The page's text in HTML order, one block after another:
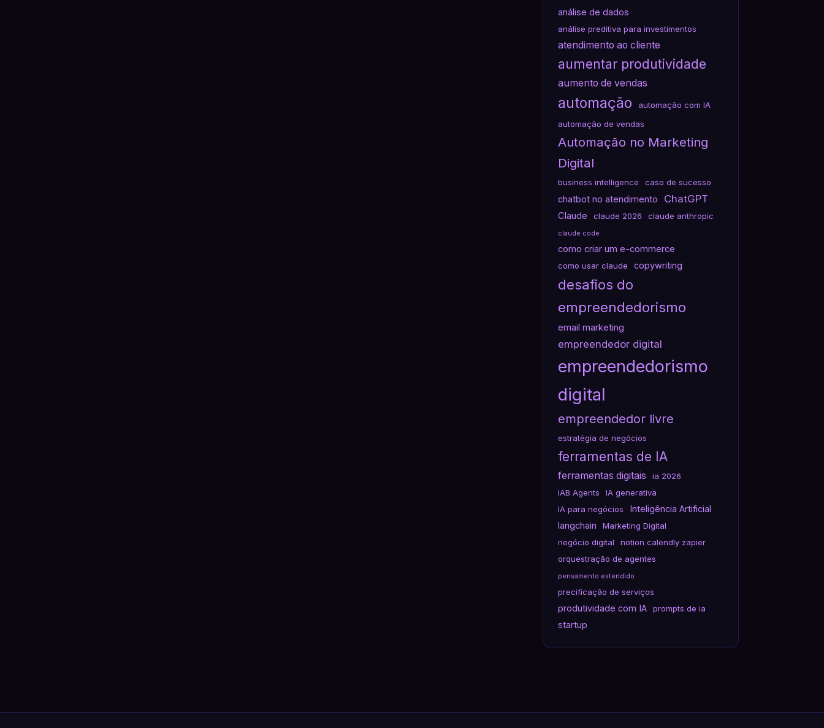
análise de dados
análise preditiva para investimentos
atendimento ao cliente
aumentar produtividade
aumento de vendas
automação
automação com IA
automação de vendas
Automação no Marketing
Digital
business intelligence caso de sucesso
chatbot no atendimento ChatGPT
Claude claude 2026 claude anthropic
claude code
como criar um e-commerce
como usar claude copywriting
desafios do
empreendedorismo
email marketing
empreendedor digital
empreendedorismo
digital
empreendedor livre
estratégia de negócios
ferramentas de IA
ferramentas digitais
ia 2026
IAB Agents
IA generativa
IA para negócios
Inteligência Artificial
langchain
Marketing Digital
negócio digital
notion calendly zapier
orquestração de agentes
pensamento estendido
precificação de serviços
produtividade com IA prompts de ia
startup